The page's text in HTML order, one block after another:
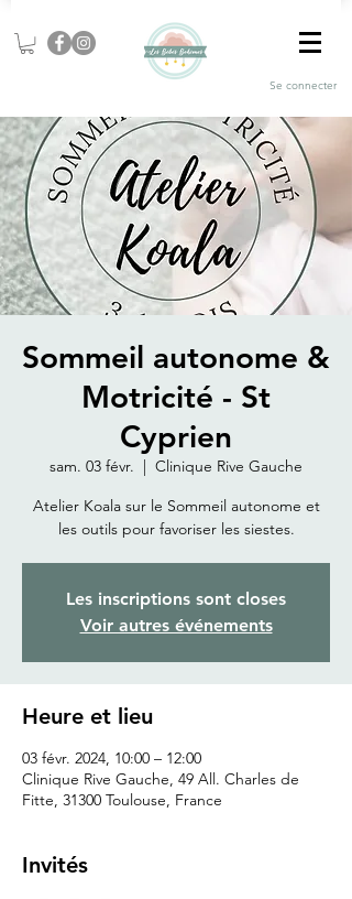
Se connecter
Sommeil autonome &
Motricité - St
Cyprien
sam. 03 févr.
  |
Clinique Rive Gauche
Atelier Koala sur le Sommeil autonome et
les outils pour favoriser les siestes.
Les inscriptions sont closes
Voir autres événements
Heure et lieu
03 févr. 2024, 10:00 – 12:00
Clinique Rive Gauche, 49 All. Charles de
Fitte, 31300 Toulouse, France
Invités